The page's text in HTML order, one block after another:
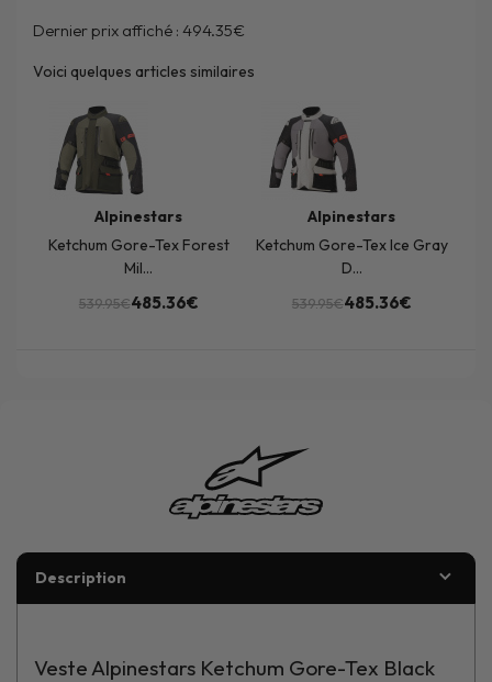
Dernier prix affiché : 494.35€
Voici quelques articles similaires
Alpinestars
Ketchum Gore-Tex Forest
Mil...
539.95€485.36€
Alpinestars
Ketchum Gore-Tex Ice Gray
D...
539.95€485.36€
Description
Veste Alpinestars Ketchum Gore-Tex Black